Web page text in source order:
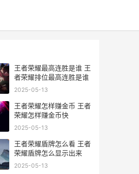
王者荣耀最高连胜是谁 王
者荣耀排位最高连胜是谁
2025-05-13
王者荣耀怎样赚金币 王者
荣耀怎样赚金币快
2025-05-13
王者荣耀盾牌怎么看 王者
荣耀盾牌怎么显示出来
2025-05-13